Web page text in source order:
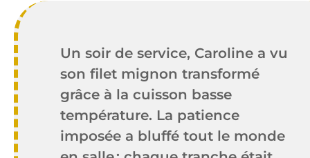
Un soir de service, Caroline a vu
son filet mignon transformé
grâce à la cuisson basse
température. La patience
imposée a bluffé tout le monde